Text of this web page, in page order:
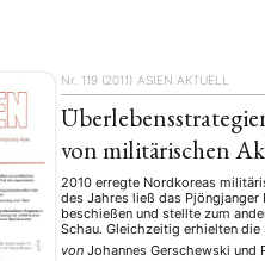
Nr. 119 (2011) ASIEN AKTUELL
von militärischen
2010 erregte Nordkoreas
des Jahres ließ das Pjöngjanger
beschießen und stellte zum
Schau. Gleichzeitig erhielten
von Johannes Gerschewskiund